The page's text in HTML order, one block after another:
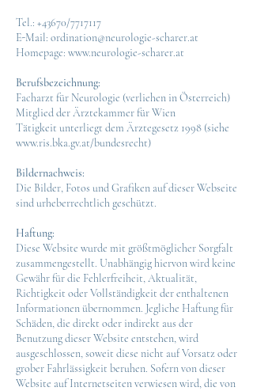
Tel.: +43670/7717117
E-Mail: ordination@neurologie-scharer.at
Homepage: www.neurologie-scharer.at
Berufsbezeichnung:
Facharzt für Neurologie (verliehen in Österreich)
Mitglied der Ärztekammer für Wien
Tätigkeit unterliegt dem Ärztegesetz 1998 (siehe
www.ris.bka.gv.at/bundesrecht)
Bildernachweis:
Die Bilder, Fotos und Grafiken auf dieser Webseite
sind urheberrechtlich geschützt.
Haftung:
Diese Website wurde mit größtmöglicher Sorgfalt
zusammengestellt. Unabhängig hiervon wird keine
Gewähr für die Fehlerfreiheit, Aktualität,
Richtigkeit oder Vollständigkeit der enthaltenen
Informationen übernommen. Jegliche Haftung für
Schäden, die direkt oder indirekt aus der
Benutzung dieser Website entstehen, wird
ausgeschlossen, soweit diese nicht auf Vorsatz oder
grober Fahrlässigkeit beruhen. Sofern von dieser
Website auf Internetseiten verwiesen wird, die von